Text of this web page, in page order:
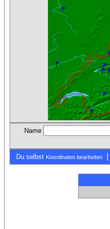
Name
Du selbst Koordinaten bearbeiten